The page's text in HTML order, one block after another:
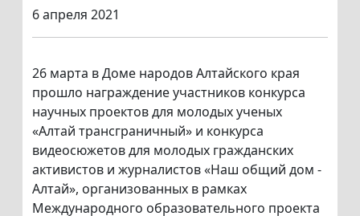
6 апреля 2021
26 марта в Доме народов Алтайского края
прошло награждение участников конкурса
научных проектов для молодых ученых
«Алтай трансграничный» и конкурса
видеосюжетов для молодых гражданских
активистов и журналистов «Наш общий дом -
Алтай», организованных в рамках
Международного образовательного проекта